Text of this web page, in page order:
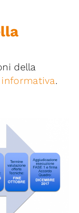
della
informativa.